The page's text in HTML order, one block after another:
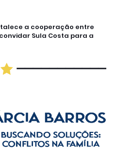
a cooperação entre
Sula Costa para a